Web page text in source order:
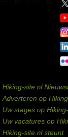
Hiking-site.nl
Adverteren op
Uw stages op
Uw vacatures op
Hiking-site.nl steunt